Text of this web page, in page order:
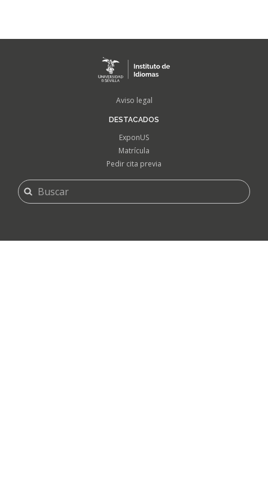
Aviso legal
DESTACADOS
ExponUS
Matrícula
Pedir cita previa
FORMULARIO
DE
BÚSQUEDA
Buscar